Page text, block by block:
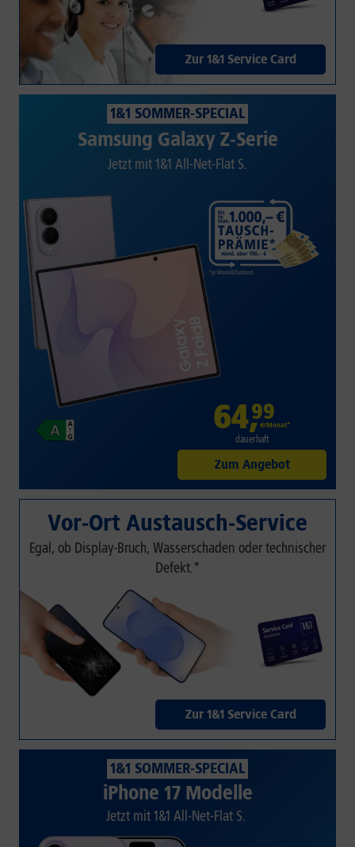
Zur 1&1 Service Card
1&1 SOMMER-SPECIAL
Samsung Galaxy Z-Serie
Jetzt mit 1&1 All-Net-Flat S.
64,99
€/Monat*
dauerhaft
Zum Angebot
Vor-Ort Austausch-Service
Egal, ob Display-Bruch, Wasserschaden oder technischer
Defekt.*
Zur 1&1 Service Card
1&1 SOMMER-SPECIAL
iPhone 17 Modelle
Jetzt mit 1&1 All-Net-Flat S.